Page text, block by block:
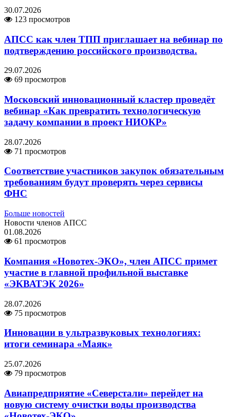
30.07.2026
123 просмотров
АПСС как член ТПП приглашает на вебинар по
подтверждению российского производства.
29.07.2026
69 просмотров
Московский инновационный кластер проведёт
вебинар «Как превратить технологическую
задачу компании в проект НИОКР»
28.07.2026
71 просмотров
Соответствие участников закупок обязательным
требованиям будут проверять через сервисы
ФНС
Больше новостей
Новости членов АПСС
01.08.2026
61 просмотров
Компания «Новотех-ЭКО», член АПСС примет
участие в главной профильной выставке
«ЭКВАТЭК 2026»
28.07.2026
75 просмотров
Инновации в ультразвуковых технологиях:
итоги семинара «Маяк»
25.07.2026
79 просмотров
Авиапредприятие «Северстали» перейдет на
новую систему очистки воды производства